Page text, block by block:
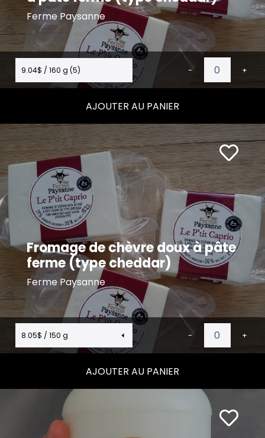
Ferme Paysanne
9.04$ / 160 g (5) - +
AJOUTER AU PANIER
Fromage de chèvre doux à pâte
ferme (type cheddar)
Ferme Paysanne
8.05$ / 150 g - +
AJOUTER AU PANIER